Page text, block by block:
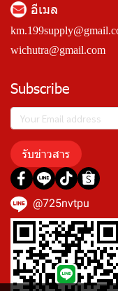
อีเมล
wichutra@gmail.com
Subscribe
รับข่าวสาร
@725nvtpu